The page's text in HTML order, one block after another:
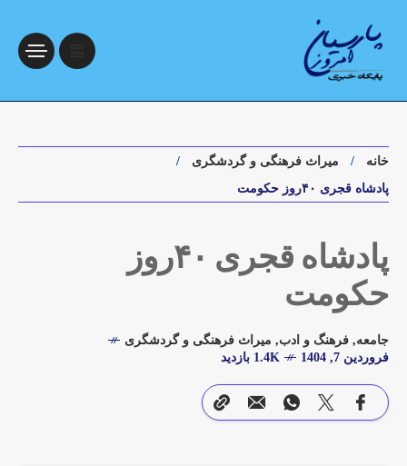
خانه
میراث فرهنگی و گردشگری
پادشاه قجری ۴۰روز حکومت
پادشاه قجری ۴۰روز
حکومت
جامعه, فرهنگ و ادب, میراث فرهنگی و گردشگری
فروردین 7, 1404
1.4K بازدید